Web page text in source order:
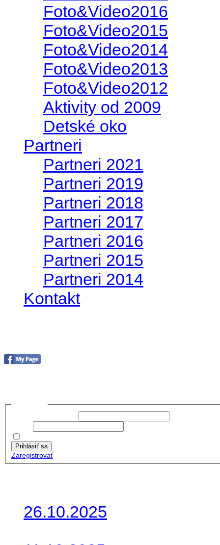
Foto&Video2016
Foto&Video2015
Foto&Video2014
Foto&Video2013
Foto&Video2012
Aktivity od 2009
Detské oko
Partneri
Partneri 2021
Partneri 2019
Partneri 2018
Partneri 2017
Partneri 2016
Partneri 2015
Partneri 2014
Kontakt
Prihlásiť sa
Zaregistrovať
26.10.2025